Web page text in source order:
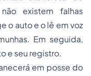
existem falhas
o auto e o lê em voz
Em seguida,
e seu registro.
em posse do